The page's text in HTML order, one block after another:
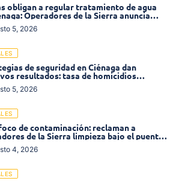
obligan a regular tratamiento de agua
Operadores de la Sierra anuncia
en varios sectores
5, 2026
de seguridad en Ciénaga dan
resultados: tasa de homicidios
un 58% en 2026
5, 2026
de contaminación: reclaman a
de la Sierra limpieza bajo el puente
19 con carrera 11
4, 2026